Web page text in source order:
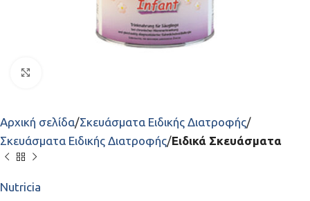
Αρχική σελίδα Σκευάσματα Ειδικής Διατροφής
Σκευάσματα Ειδικής Διατροφής Ειδικά Σκευάσματα
Nutricia